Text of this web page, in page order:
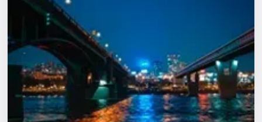
События
Города
Площадки
Артисты